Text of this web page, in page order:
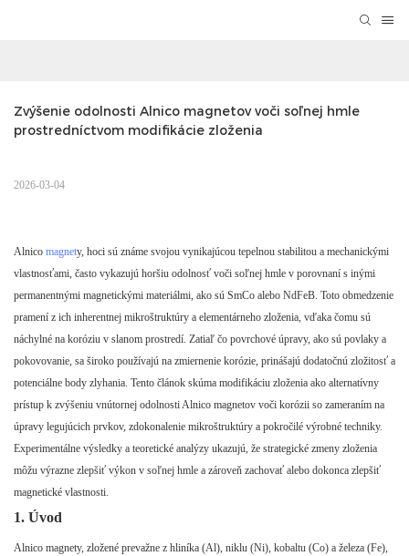
Zvýšenie odolnosti Alnico magnetov voči soľnej hmle
prostredníctvom modifikácie zloženia
2026-03-04
Alnico magnety, hoci sú známe svojou vynikajúcou tepelnou stabilitou a mechanickými
vlastnosťami, často vykazujú horšiu odolnosť voči soľnej hmle v porovnaní s inými
permanentnými magnetickými materiálmi, ako sú SmCo alebo NdFeB. Toto obmedzenie
pramení z ich inherentnej mikroštruktúry a elementárneho zloženia, vďaka čomu sú
náchylné na koróziu v slanom prostredí. Zatiaľ čo povrchové úpravy, ako sú povlaky a
pokovovanie, sa široko používajú na zmiernenie korózie, prinášajú dodatočnú zložitosť a
potenciálne body zlyhania. Tento článok skúma modifikáciu zloženia ako alternatívny
prístup k zvýšeniu vnútornej odolnosti Alnico magnetov voči korózii so zameraním na
úpravy legujúcich prvkov, zdokonalenie mikroštruktúry a pokročilé výrobné techniky.
Experimentálne výsledky a teoretické analýzy ukazujú, že strategické zmeny zloženia
môžu výrazne zlepšiť výkon v soľnej hmle a zároveň zachovať alebo dokonca zlepšiť
magnetické vlastnosti.
1. Úvod
Alnico magnety, zložené prevažne z hliníka (Al), niklu (Ni), kobaltu (Co) a železa (Fe),